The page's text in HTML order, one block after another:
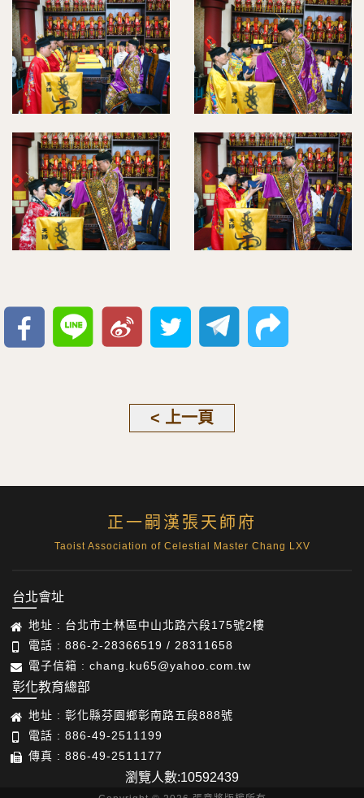
< 上一頁
正一嗣漢張天師府
Taoist Association of Celestial Master Chang LXV
台北會址
地址 : 台北市士林區中山北路六段175號2樓
電話 : 886-2-28366519 / 28311658
電子信箱 : chang.ku65@yahoo.com.tw
彰化教育總部
地址 : 彰化縣芬園鄉彰南路五段888號
電話 : 886-49-2511199
傳真 : 886-49-2511177
瀏覽人數:10592439